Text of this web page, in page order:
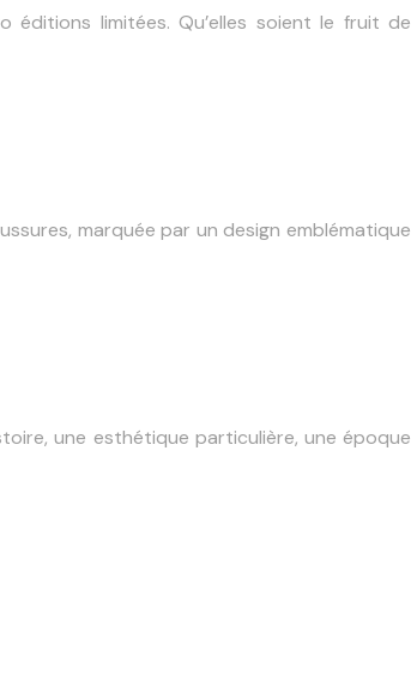
éditions limitées. Qu’elles soient le fruit de
marquée par un design emblématique
une esthétique particulière, une époque